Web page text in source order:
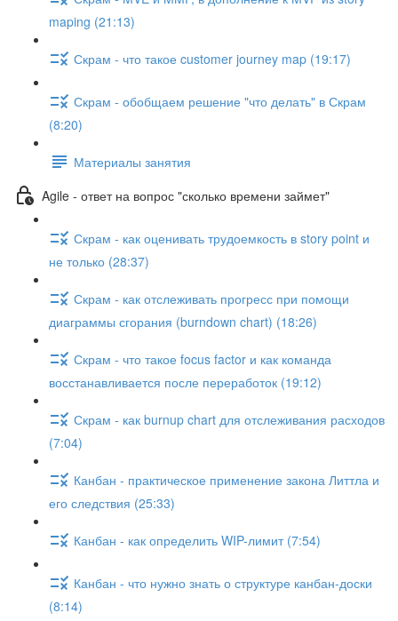
maping (21:13)
Скрам - что такое customer journey map (19:17)
Скрам - обобщаем решение "что делать" в Скрам
(8:20)
Материалы занятия
Agile - ответ на вопрос "сколько времени займет"
Скрам - как оценивать трудоемкость в story point и
не только (28:37)
Скрам - как отслеживать прогресс при помощи
диаграммы сгорания (burndown chart) (18:26)
Скрам - что такое focus factor и как команда
восстанавливается после переработок (19:12)
Скрам - как burnup chart для отслеживания расходов
(7:04)
Канбан - практическое применение закона Литтла и
его следствия (25:33)
Канбан - как определить WIP-лимит (7:54)
Канбан - что нужно знать о структуре канбан-доски
(8:14)